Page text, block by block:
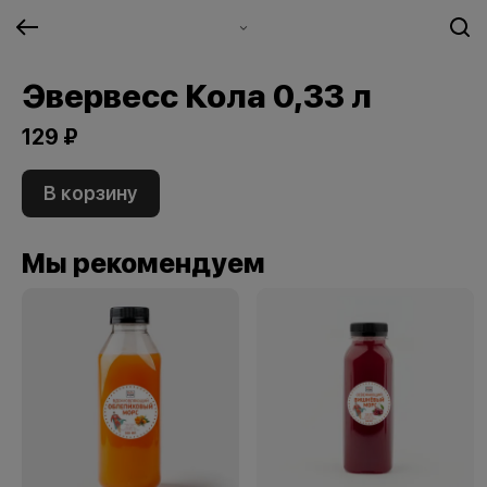
Эвервесс Кола 0,33 л
129 ₽
В корзину
Мы рекомендуем